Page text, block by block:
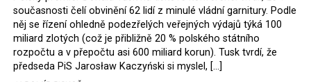
Rozhodnutí polského ministra spravedlnosti jistě potěší
německé, české a polské ekology, ale i těžaře. Je těžké si
představit, že by o takové věci rozhodoval sám ministr
Bodnar. Musel získat politický souhlas vládnoucí koalice.
současnosti čelí obvinění 62 lidí z minulé vládní garnitury. Podle
něj se řízení ohledně podezřelých veřejných výdajů týká 100
miliard zlotých (což je přibližně 20 % polského státního
rozpočtu a v přepočtu asi 600 miliard korun). Tusk tvrdí, že
předseda PiS Jarosław Kaczyński si myslel, […]